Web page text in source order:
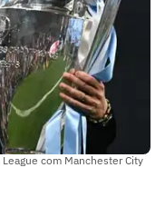
com Manchester City